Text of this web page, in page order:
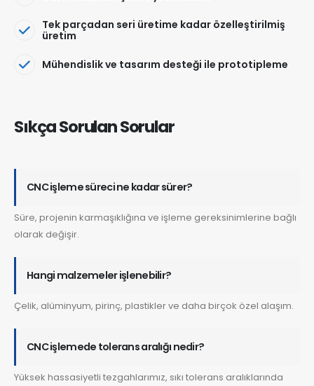
Tek parçadan seri üretime kadar özelleştirilmiş
üretim
Mühendislik ve tasarım desteği ile prototipleme
Sıkça Sorulan Sorular
CNC işleme süreci ne kadar sürer?
Süre, projenin karmaşıklığına ve işleme gereksinimlerine bağlı
olarak değişir.
Hangi malzemeler işlenebilir?
Çelik, alüminyum, pirinç, plastikler ve daha birçok özel alaşım.
CNC işlemede tolerans aralığı nedir?
Yüksek hassasiyetli tezgahlarımız, sıkı tolerans aralıklarında